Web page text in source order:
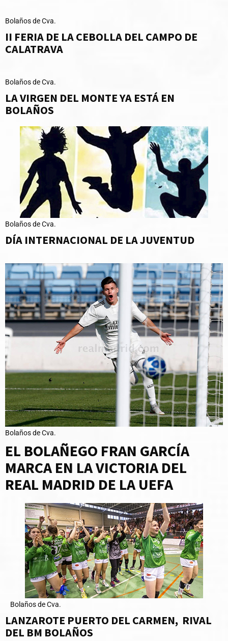
Bolaños de Cva.
II FERIA DE LA CEBOLLA DEL CAMPO DE
CALATRAVA
Bolaños de Cva.
LA VIRGEN DEL MONTE YA ESTÁ EN
BOLAÑOS
Bolaños de Cva.
DÍA INTERNACIONAL DE LA JUVENTUD
Bolaños de Cva.
EL BOLAÑEGO FRAN GARCÍA
MARCA EN LA VICTORIA DEL
REAL MADRID DE LA UEFA
Bolaños de Cva.
LANZAROTE PUERTO DEL CARMEN, RIVAL
DEL BM BOLAÑOS​